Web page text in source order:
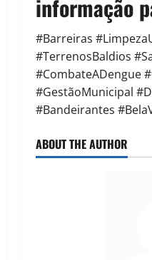
informação
#Barreiras
#TerrenosBaldios
#CombateADengue
#GestãoMunicipal
#Bandeirantes
ABOUT THE AUTHOR